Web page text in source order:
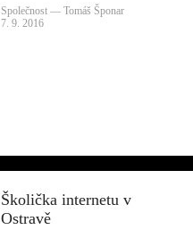
Společnost — Tomáš Šponar
7. 9. 2016
Školička internetu v
Ostravě